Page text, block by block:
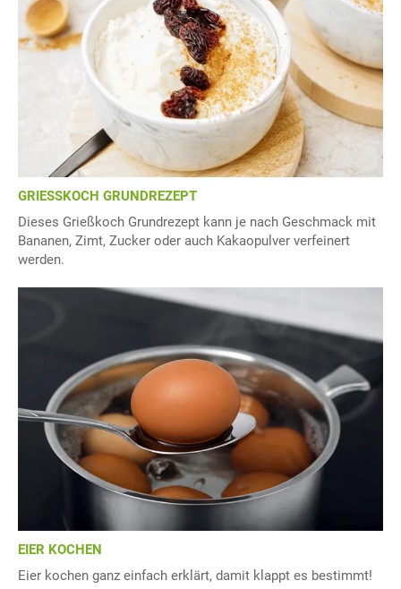
GRIESSKOCH GRUNDREZEPT
Dieses Grießkoch Grundrezept kann je nach Geschmack mit
Bananen, Zimt, Zucker oder auch Kakaopulver verfeinert
werden.
EIER KOCHEN
Eier kochen ganz einfach erklärt, damit klappt es bestimmt!